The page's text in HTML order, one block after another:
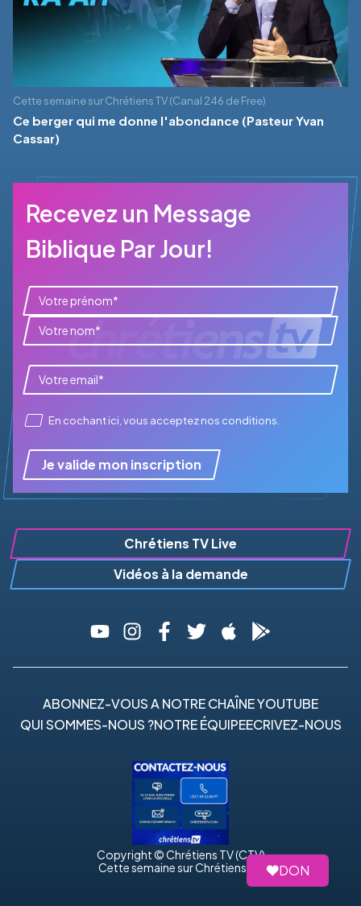
DON
Cette semaine sur Chrétiens TV (Canal 246 de Free)
Ce berger qui me donne l'abondance (Pasteur Yvan
Cassar)
Recevez un Message
Biblique Par Jour!
En cochant ici, vous accepteznos conditions
Je valide mon inscription
Chrétiens TV Live
Vidéos à la demande
ABONNEZ-VOUS A NOTRE CHAÎNE YOUTUBE
QUI SOMMES-NOUS ?NOTRE ÉQUIPEECRIVEZ-NOUS
Copyright © Chrétiens TV (CTV)
Cette semaine sur Chrétiens TV